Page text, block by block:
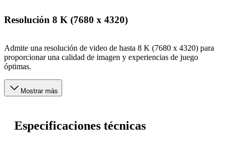
Resolución 8 K (7680 x 4320)
Admite una resolución de video de hasta 8 K (7680 x 4320) para
proporcionar una calidad de imagen y experiencias de juego
óptimas.
Mostrar más
Especificaciones técnicas